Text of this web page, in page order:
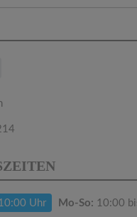
Uhr Mo-So: 10:00